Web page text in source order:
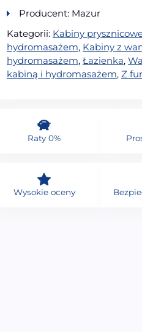
Producent: Mazur
Kategorii: Kabiny
hydromasażem, Kabiny z
hydromasażem, Łazienka,
kabiną i hydromasażem, Z
Raty 0%
Wysokie oceny